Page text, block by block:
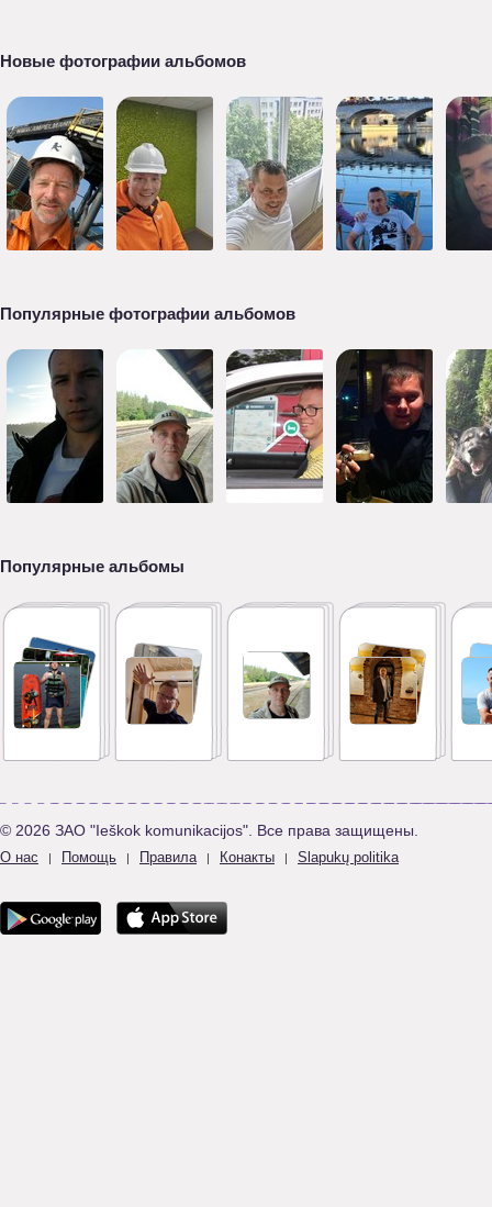
Новые фотографии альбомов
Популярные фотографии альбомов
Популярные альбомы
© 2026 ЗАО "Ieškok komunikacijos". Все права защищены.
О нас | Помощь | Правила | Конакты | Slapukų politika